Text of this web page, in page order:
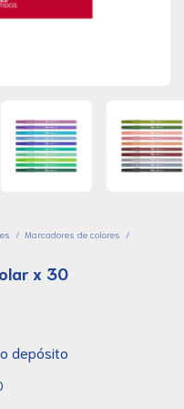
/ Marcadores de colores
/
x 30
depósito